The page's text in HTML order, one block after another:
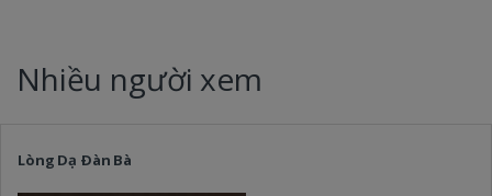
Nhiều người xem
Lòng Dạ Ðàn Bà